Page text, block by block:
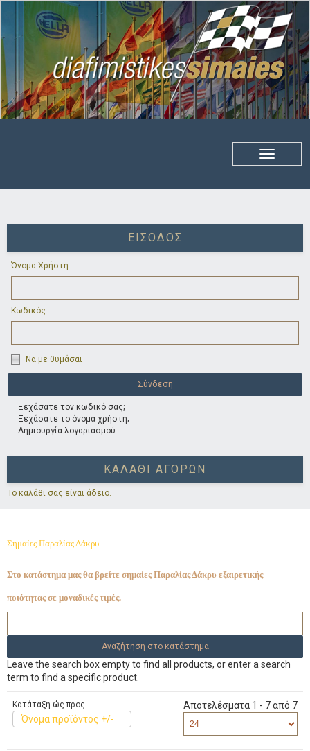
ΕΊΣΟΔΟΣ
Όνομα Χρήστη
Κωδικός
Να με θυμάσαι
Ξεχάσατε τον κωδικό σας;
Ξεχάσατε το όνομα χρήστη;
Δημιουργία λογαριασμού
ΚΑΛΆΘΙ ΑΓΟΡΏΝ
Το καλάθι σας είναι άδειο.
Σημαίες Παραλίας Δάκρυ
Στο κατάστημα μας θα βρείτε σημαίες Παραλίας Δάκρυ εξαιρετικής
ποιότητας σε μοναδικές τιμές.
Leave the search box empty to find all products, or enter a search
term to find a specific product.
Κατάταξη ώς προς
Όνομα προϊόντος +/-
Αποτελέσματα 1 - 7 από 7